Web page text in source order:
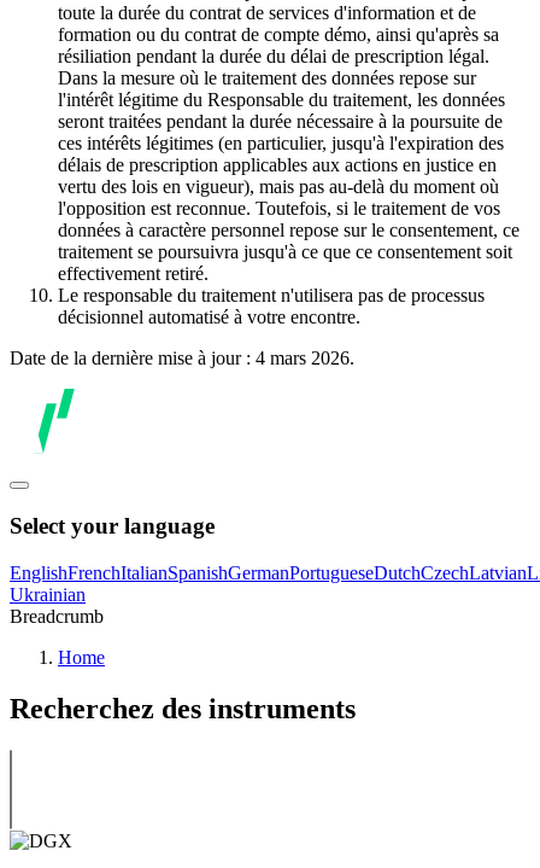
toute la durée du contrat de services d'information et de
formation ou du contrat de compte démo, ainsi qu'après sa
résiliation pendant la durée du délai de prescription légal.
Dans la mesure où le traitement des données repose sur
l'intérêt légitime du Responsable du traitement, les données
seront traitées pendant la durée nécessaire à la poursuite de
ces intérêts légitimes (en particulier, jusqu'à l'expiration des
délais de prescription applicables aux actions en justice en
vertu des lois en vigueur), mais pas au-delà du moment où
l'opposition est reconnue. Toutefois, si le traitement de vos
données à caractère personnel repose sur le consentement, ce
traitement se poursuivra jusqu'à ce que ce consentement soit
effectivement retiré.
Le responsable du traitement n'utilisera pas de processus
décisionnel automatisé à votre encontre.
Date de la dernière mise à jour : 4 mars 2026.
Select your language
EnglishFrenchItalianSpanishGermanPortugueseDutchCzechLatvian
Ukrainian
Breadcrumb
Home
Recherchez des instruments